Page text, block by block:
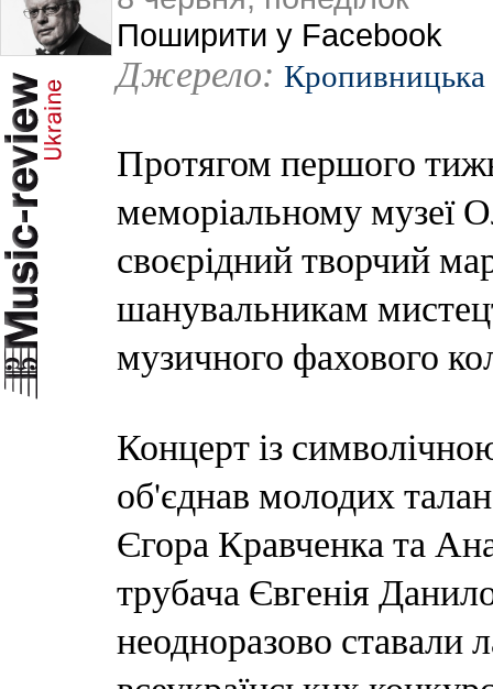
Поширити у Facebook
Джерело: Кропивницька
Протягом першого
меморіальному музеї
своєрідний творчий
шанувальникам
музичного фахового
Концерт із
об'єднав молодих
Єгора Кравченка та
трубача Євгенія
неодноразово ставали